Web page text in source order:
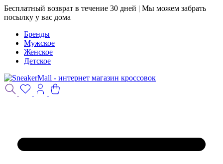
Бесплатный возврат в течение 30 дней | Мы можем забрать
посылку у вас дома
Бренды
Мужское
Женское
Детское